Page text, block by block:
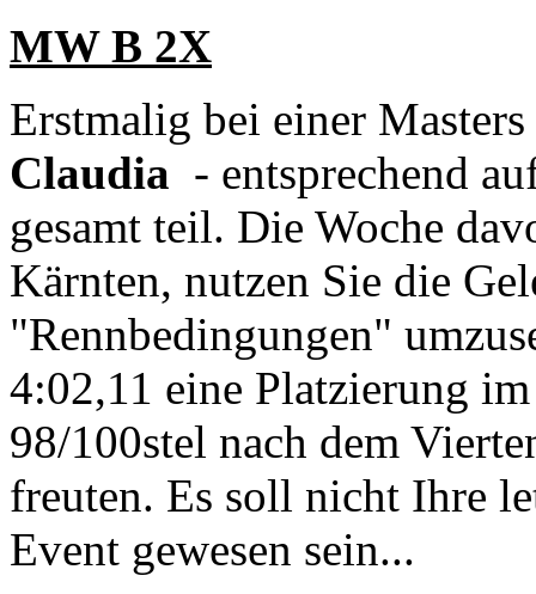
MW B 2X
Erstmalig bei einer
Claudia - entsprechend
gesamt teil. Die Woche
Kärnten, nutzen Sie die
"Rennbedingungen"
4:02,11 eine Platzierung
98/100stel nach dem
freuten. Es soll nicht Ihre
Event gewesen sein...